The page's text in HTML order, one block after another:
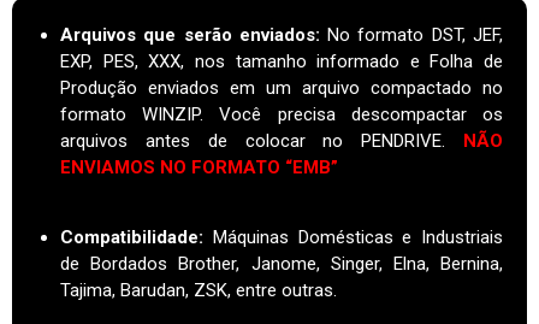
Arquivos que serão enviados: No formato DST, JEF,
EXP, PES, XXX, nos tamanho informado e Folha de
Produção enviados em um arquivo compactado no
formato WINZIP. Você precisa descompactar os
arquivos antes de colocar no PENDRIVE. NÃO
ENVIAMOS NO FORMATO “EMB”
Compatibilidade: Máquinas Domésticas e Industriais
de Bordados Brother, Janome, Singer, Elna, Bernina,
Tajima, Barudan, ZSK, entre outras.